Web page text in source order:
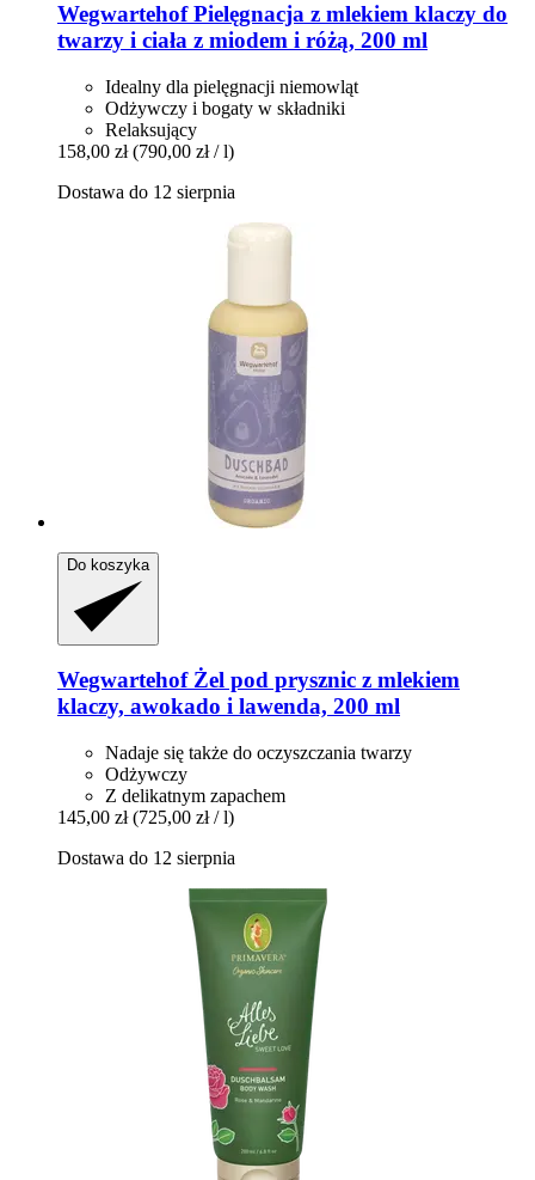
WegwartehofPielęgnacja z mlekiem klaczy do
twarzy i ciała z miodem i różą, 200 ml
Idealny dla pielęgnacji niemowląt
Odżywczy i bogaty w składniki
Relaksujący
158,00 zł (790,00 zł / l)
Dostawa do 12 sierpnia
Do koszyka
WegwartehofŻel pod prysznic z mlekiem
klaczy, awokado i lawenda, 200 ml
Nadaje się także do oczyszczania twarzy
Odżywczy
Z delikatnym zapachem
145,00 zł (725,00 zł / l)
Dostawa do 12 sierpnia